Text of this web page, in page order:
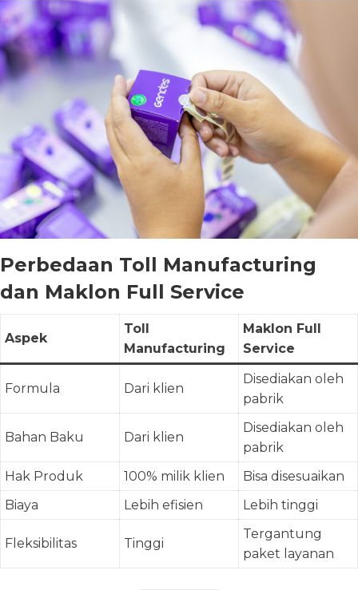
Perbedaan Toll Manufacturing
dan Maklon Full Service
Aspek
Toll
Manufacturing
Maklon Full
Service
Formula Dari klien
Disediakan oleh
pabrik
Bahan Baku Dari klien
Disediakan oleh
pabrik
Hak Produk
100% milik klien
Bisa disesuaikan
Biaya
Lebih efisien Lebih tinggi
Fleksibilitas Tinggi
Tergantung
paket layanan